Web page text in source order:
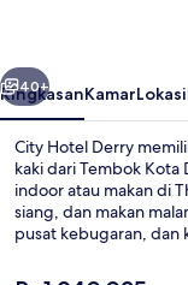
Berikutnya
40+
RingkasanKamarLokasi
City Hotel Derry
kaki dari Tembok
indoor atau makan di
siang, dan makan
pusat kebugaran, dan